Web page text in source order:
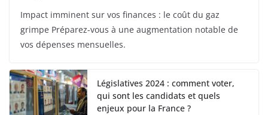
Impact imminent sur vos finances : le coût du gaz
grimpe Préparez-vous à une augmentation notable de
vos dépenses mensuelles.
Législatives 2024 : comment voter,
qui sont les candidats et quels
enjeux pour la France ?